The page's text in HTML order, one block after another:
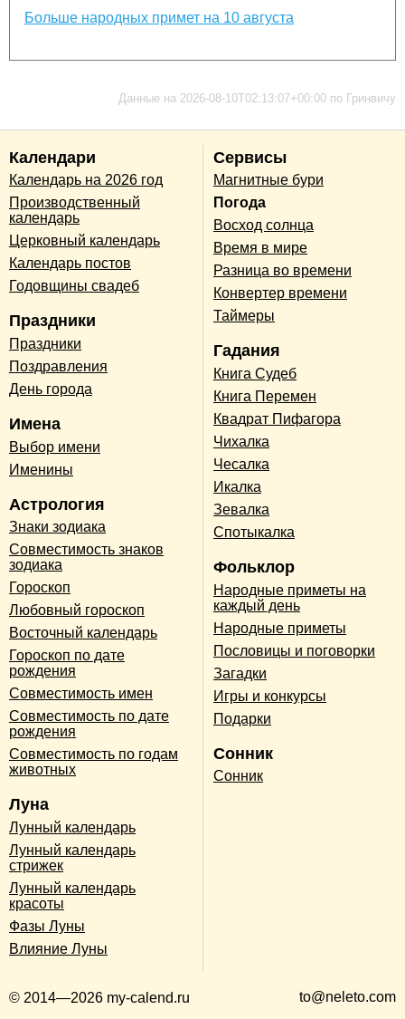
Больше народных примет на 10 августа
Данные на 2026-08-10T02:13:07+00:00 по Гринвичу
Календари
Календарь на 2026 год
Производственный
календарь
Церковный календарь
Календарь постов
Годовщины свадеб
Праздники
Праздники
Поздравления
День города
Имена
Выбор имени
Именины
Астрология
Знаки зодиака
Совместимость знаков
зодиака
Гороскоп
Любовный гороскоп
Восточный календарь
Гороскоп по дате
рождения
Совместимость имен
Совместимость по дате
рождения
Совместимость по годам
животных
Луна
Лунный календарь
Лунный календарь
стрижек
Лунный календарь
красоты
Фазы Луны
Влияние Луны
Сервисы
Магнитные бури
Погода
Восход солнца
Время в мире
Разница во времени
Конвертер времени
Таймеры
Гадания
Книга Судеб
Книга Перемен
Квадрат Пифагора
Чихалка
Чесалка
Икалка
Зевалка
Спотыкалка
Фольклор
Народные приметы на
каждый день
Народные приметы
Пословицы и поговорки
Загадки
Игры и конкурсы
Подарки
Сонник
Сонник
© 2014—2026 my-calend.ru to@neleto.com